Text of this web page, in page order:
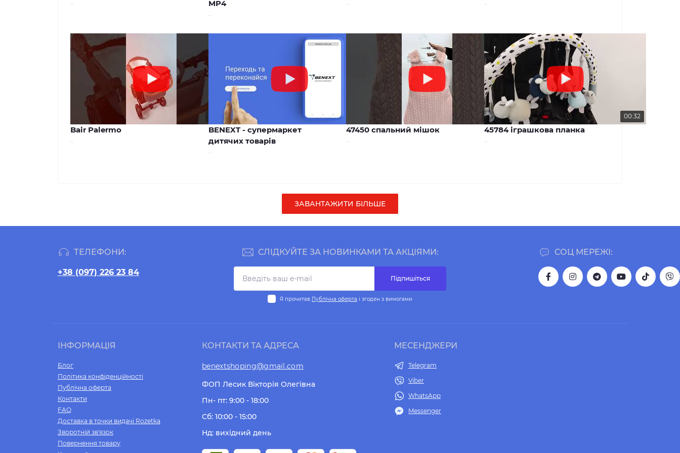
MP4
00:44
Bair Palermo
BENEXT - супермаркет
дитячих товарів
00:29
47450 спальний мішок
00:32
45784 іграшкова планка
ЗАВАНТАЖИТИ БІЛЬШЕ
ТЕЛЕФОНИ:
+38 (097) 226 23 84
СОЦ МЕРЕЖІ:
СЛІДКУЙТЕ ЗА НОВИНКАМИ ТА АКЦІЯМИ:
Підпишіться
Я прочитав Публічна оферта і згоден з вимогами
ІНФОРМАЦІЯ
Блог
Політика конфіденційності
Публічна оферта
Контакти
FAQ
Доставка в точки видачі Rozetka
Зворотній зв'язок
Повернення товару
КОНТАКТИ ТА АДРЕСА
benextshoping@gmail.com
ФОП Лесик Вікторія Олегівна
Пн- пт: 9:00 - 18:00
Сб: 10:00 - 15:00
Нд: вихідний день
МЕСЕНДЖЕРИ
Telegram
Viber
WhatsApp
Messenger